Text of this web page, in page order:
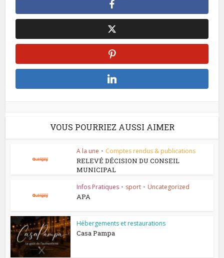
VOUS POURRIEZ AUSSI AIMER
A la une • Comptes rendus & publications
RELEVÉ DÉCISION DU CONSEIL
MUNICIPAL
Infos Pratiques • sport • Uncategorized
APA
Hébergements et restaurations
Casa Pampa